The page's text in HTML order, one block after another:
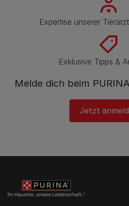
Expertise unserer
Exklusive Tipps &
Melde dich beim
Jetzt